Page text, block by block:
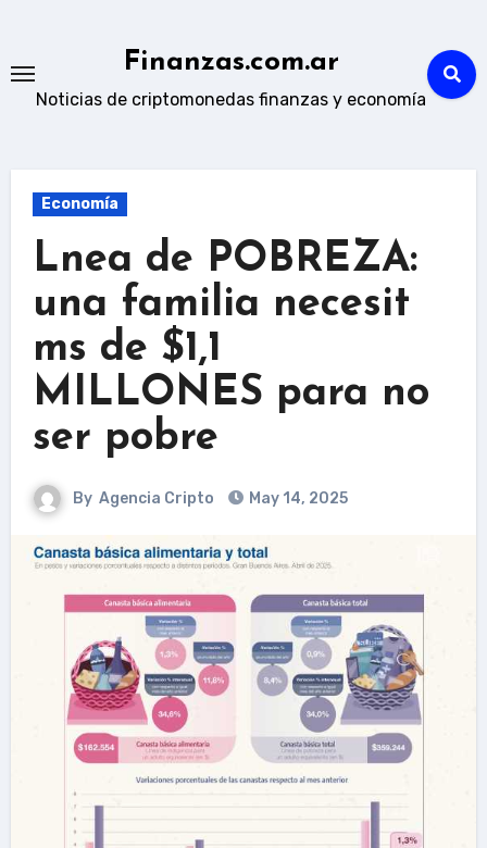
content
Finanzas.com.ar
Noticias de criptomonedas finanzas y economía
Economía
Lnea de POBREZA:
una familia necesit
ms de $1,1
MILLONES para no
ser pobre
By Agencia Cripto May 14, 2025